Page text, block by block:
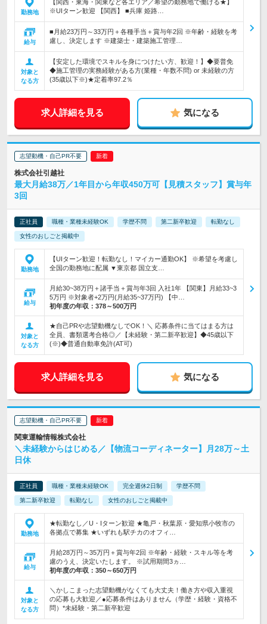
勤務地
【関西・東海・関東など各エリア／希望の勤務地で働ける★】
※UIターン歓迎 【関西】 ■兵庫 姫路…
給与
■月給23万円～33万円＋各種手当＋賞与年2回 ※年齢・経験を考
慮し、決定します ※建築士・建築施工管理…
対象と
なる方
【安定した環境でスキルを身につけたい方、歓迎！】◆要普免
◆施工管理の実務経験がある方(業種・年数不問) or 未経験の方
(35歳以下※)★定着率97.2％
求人詳細を見る 気になる
志望動機・自己PR不要
株式会社引越社
最大月給38万／1年目から年収450万可【見積スタッフ】賞与年
3回
正社員 職種・業種未経験OK 学歴不問 第二新卒歓迎 転勤なし
女性のおしごと掲載中
勤務地
【UIターン歓迎！転勤なし！マイカー通勤OK】 ※希望を考慮し
全国の勤務地に配属 ▼東京都 国立支…
給与
月給30~38万円＋諸手当＋賞与年3回 入社1年 【関東】月給33~3
5万円 ※対象者+2万円(月給35~37万円) 【中…
初年度の年収： 378～500万円
対象と
なる方
★自己PRや志望動機なしでOK！＼ 応募条件に当てはまる方は
全員、書類選考合格◎／【未経験・第二新卒歓迎】◆45歳以下
(※)◆普通自動車免許(AT可)
求人詳細を見る 気になる
志望動機・自己PR不要
関東運輸情報株式会社
＼未経験からはじめる／【物流コーディネーター】月28万～土
日休
正社員 職種・業種未経験OK 完全週休2日制 学歴不問
第二新卒歓迎 転勤なし 女性のおしごと掲載中
勤務地
★転勤なし／U・Iターン歓迎 ★亀戸・秋葉原・愛知県小牧市の
各拠点で募集 ★いずれも駅チカのオフィ…
給与
月給28万円～35万円＋賞与年2回 ※年齢・経験・スキル等を考
慮のうえ、決定いたします。 ※試用期間3ヵ…
初年度の年収： 350～650万円
対象と
なる方
＼かしこまった志望動機がなくても大丈夫！働き方や収入重視
の応募も大歓迎／●応募条件はありません（学歴・経験・資格不
問）*未経験・第二新卒歓迎